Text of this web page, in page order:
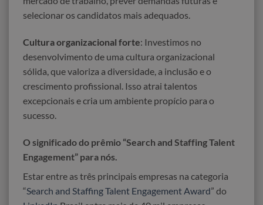
selecionar os candidatos mais adequados.
Cultura organizacional forte: Investimos no
desenvolvimento de uma cultura organizacional
sólida, que valoriza a diversidade, a inclusão e o
crescimento profissional. Isso atrai talentos
excepcionais e cria um ambiente propício para o
sucesso.
O significado do prêmio “Search and Staffing Talent
Engagement” para nós.
Estar entre as três principais empresas na categoria
“Search and Staffing Talent Engagement Award” do